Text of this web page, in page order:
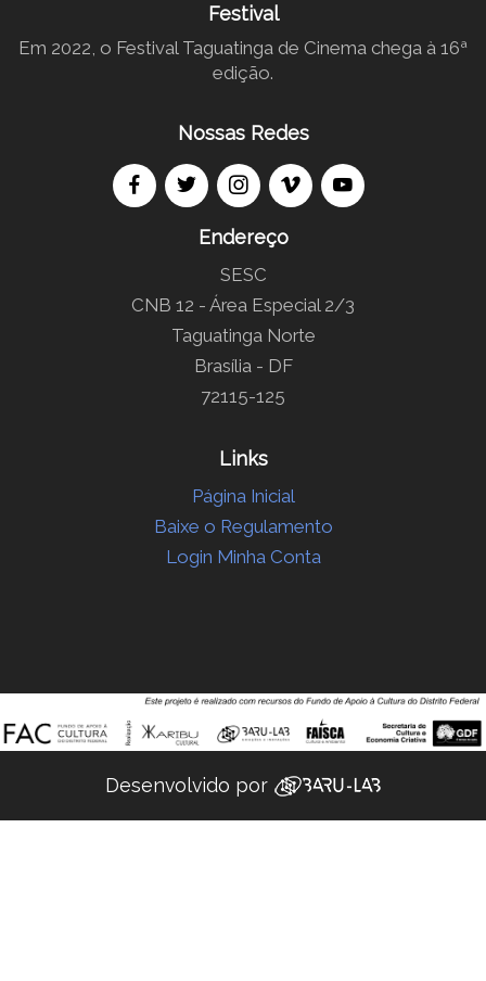
Festival
Em 2022, o Festival Taguatinga de Cinema chega à 16ª
edição.
Nossas Redes
Endereço
SESC
CNB 12 - Área Especial 2/3
Taguatinga Norte
Brasília - DF
72115-125
Links
Página Inicial
Baixe o Regulamento
Login Minha Conta
Desenvolvido por ‌